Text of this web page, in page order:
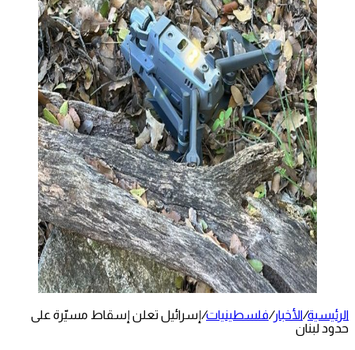
الرئيسية/الأخبار/فلسطينيات/إسرائيل تعلن إسقاط مسيّرة على
حدود لبنان